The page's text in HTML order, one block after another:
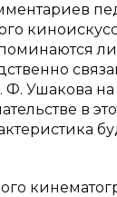
Ушакова на
в